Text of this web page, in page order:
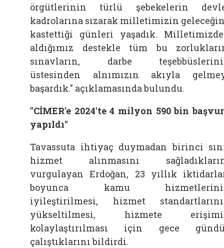
örgütlerinin türlü şebekelerin
kadrolarına sızarak milletimizin
kastettiği günleri yaşadık.
aldığımız destekle tüm bu
sınavların, darbe
üstesinden alnımızın akıyla
başardık." açıklamasında bulundu.
"CİMER'e 2024'te 4 milyon 590 bin
yapıldı"
Tavassuta ihtiyaç duymadan birinci
hizmet alınmasını
vurgulayan Erdoğan, 23 yıllık
boyunca kamu
iyileştirilmesi, hizmet
yükseltilmesi, hizmete
kolaylaştırılması için gece
çalıştıklarını bildirdi.